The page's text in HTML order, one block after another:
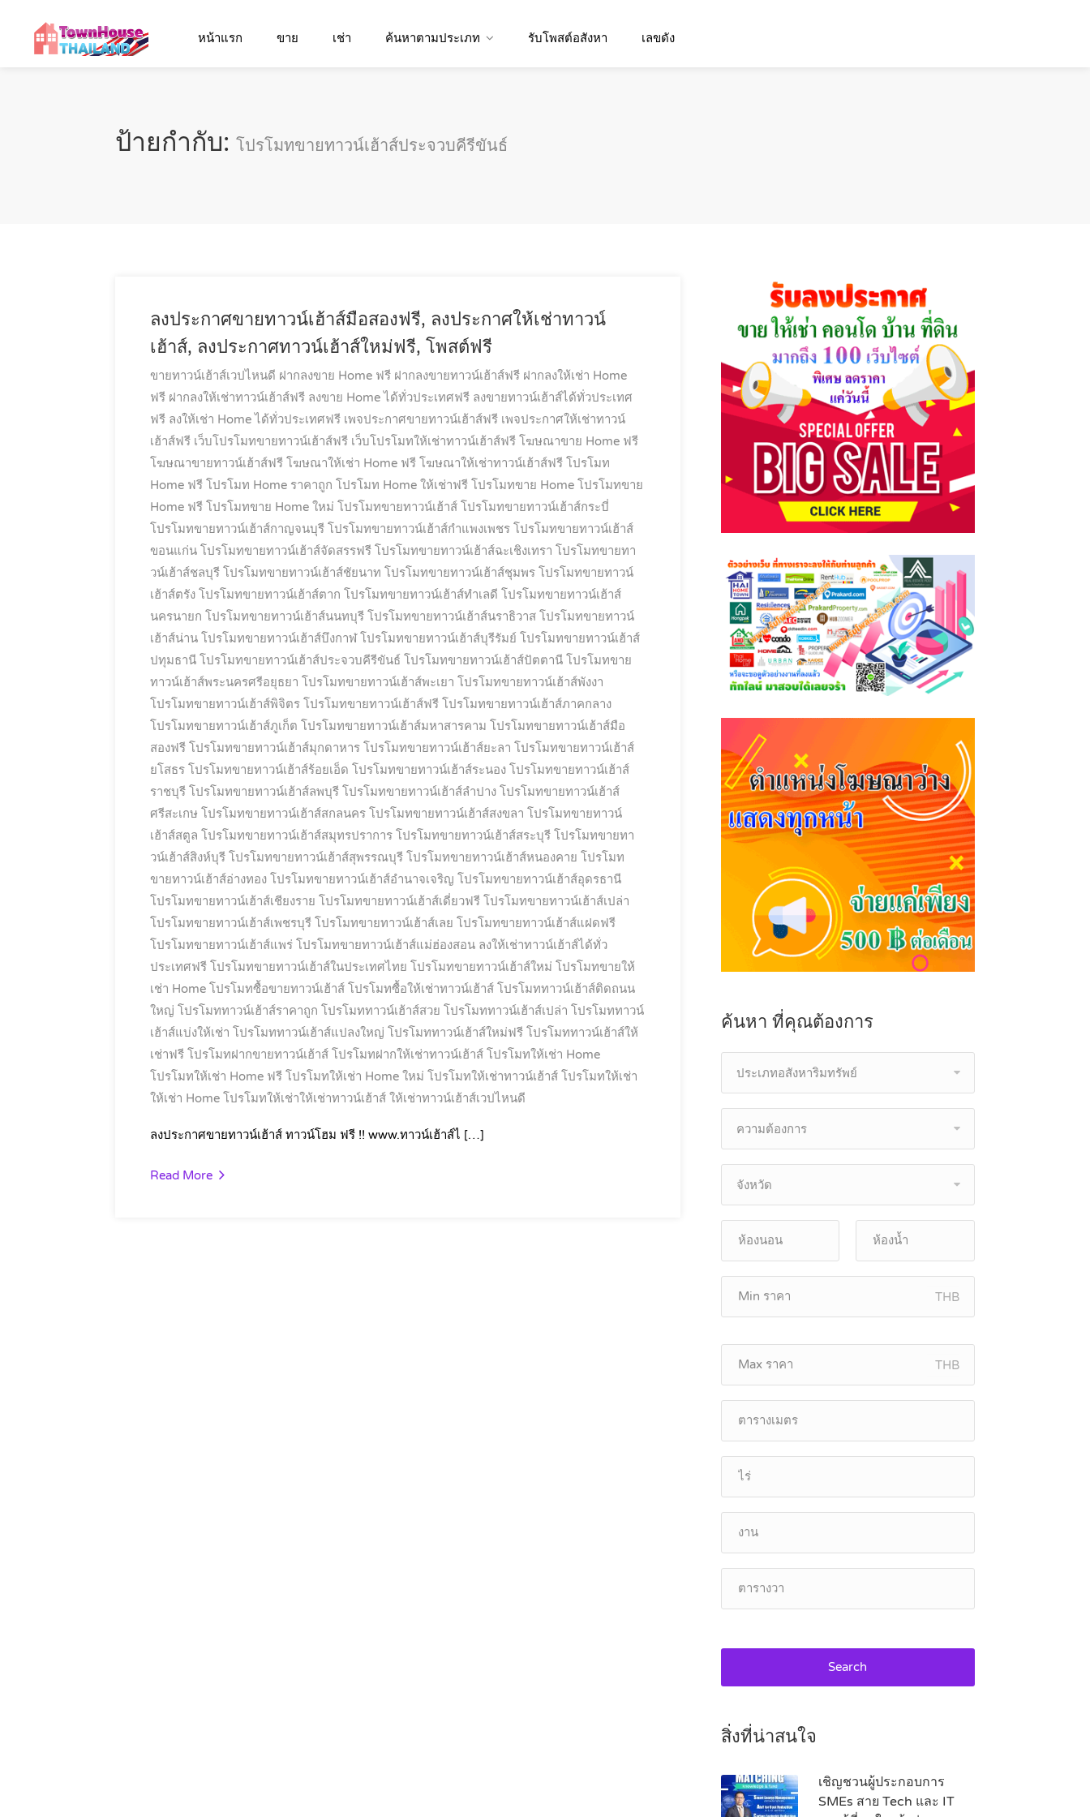
หน้าแรก ขาย เช่า ค้นหาตามประเภท รับโพสต์อสังหา เลขดัง
ป้ายกำกับ: โปรโมทขายทาวน์เฮ้าส์ประจวบคีรีขันธ์
ลงประกาศขายทาวน์เฮ้าส์มือสองฟรี, ลงประกาศให้เช่าทาวน์
เฮ้าส์, ลงประกาศทาวน์เฮ้าส์ใหม่ฟรี, โพสต์ฟรี
ขายทาวน์เฮ้าส์เวปไหนดี ฝากลงขาย Home ฟรี ฝากลงขายทาวน์เฮ้าส์ฟรี ฝากลงให้เช่า Home
ฟรี ฝากลงให้เช่าทาวน์เฮ้าส์ฟรี ลงขาย Home ได้ทั่วประเทศฟรี ลงขายทาวน์เฮ้าส์ได้ทั่วประเทศ
ฟรี ลงให้เช่า Home ได้ทั่วประเทศฟรี เพจประกาศขายทาวน์เฮ้าส์ฟรี เพจประกาศให้เช่าทาวน์
เฮ้าส์ฟรี เว็บโปรโมทขายทาวน์เฮ้าส์ฟรี เว็บโปรโมทให้เช่าทาวน์เฮ้าส์ฟรี โฆษณาขาย Home ฟรี
โฆษณาขายทาวน์เฮ้าส์ฟรี โฆษณาให้เช่า Home ฟรี โฆษณาให้เช่าทาวน์เฮ้าส์ฟรี โปรโมท
Home ฟรี โปรโมท Home ราคาถูก โปรโมท Home ให้เช่าฟรี โปรโมทขาย Home โปรโมทขาย
Home ฟรี โปรโมทขาย Home ใหม่ โปรโมทขายทาวน์เฮ้าส์ โปรโมทขายทาวน์เฮ้าส์กระบี่
โปรโมทขายทาวน์เฮ้าส์กาญจนบุรี โปรโมทขายทาวน์เฮ้าส์กำแพงเพชร โปรโมทขายทาวน์เฮ้าส์
ขอนแก่น โปรโมทขายทาวน์เฮ้าส์จัดสรรฟรี โปรโมทขายทาวน์เฮ้าส์ฉะเชิงเทรา โปรโมทขายทา
วน์เฮ้าส์ชลบุรี โปรโมทขายทาวน์เฮ้าส์ชัยนาท โปรโมทขายทาวน์เฮ้าส์ชุมพร โปรโมทขายทาวน์
เฮ้าส์ตรัง โปรโมทขายทาวน์เฮ้าส์ตาก โปรโมทขายทาวน์เฮ้าส์ทำเลดี โปรโมทขายทาวน์เฮ้าส์
นครนายก โปรโมทขายทาวน์เฮ้าส์นนทบุรี โปรโมทขายทาวน์เฮ้าส์นราธิวาส โปรโมทขายทาวน์
เฮ้าส์น่าน โปรโมทขายทาวน์เฮ้าส์บึงกาฬ โปรโมทขายทาวน์เฮ้าส์บุรีรัมย์ โปรโมทขายทาวน์เฮ้าส์
ปทุมธานี โปรโมทขายทาวน์เฮ้าส์ประจวบคีรีขันธ์ โปรโมทขายทาวน์เฮ้าส์ปัตตานี โปรโมทขาย
ทาวน์เฮ้าส์พระนครศรีอยุธยา โปรโมทขายทาวน์เฮ้าส์พะเยา โปรโมทขายทาวน์เฮ้าส์พังงา
โปรโมทขายทาวน์เฮ้าส์พิจิตร โปรโมทขายทาวน์เฮ้าส์ฟรี โปรโมทขายทาวน์เฮ้าส์ภาคกลาง
โปรโมทขายทาวน์เฮ้าส์ภูเก็ต โปรโมทขายทาวน์เฮ้าส์มหาสารคาม โปรโมทขายทาวน์เฮ้าส์มือ
สองฟรี โปรโมทขายทาวน์เฮ้าส์มุกดาหาร โปรโมทขายทาวน์เฮ้าส์ยะลา โปรโมทขายทาวน์เฮ้าส์
ยโสธร โปรโมทขายทาวน์เฮ้าส์ร้อยเอ็ด โปรโมทขายทาวน์เฮ้าส์ระนอง โปรโมทขายทาวน์เฮ้าส์
ราชบุรี โปรโมทขายทาวน์เฮ้าส์ลพบุรี โปรโมทขายทาวน์เฮ้าส์ลำปาง โปรโมทขายทาวน์เฮ้าส์
ศรีสะเกษ โปรโมทขายทาวน์เฮ้าส์สกลนคร โปรโมทขายทาวน์เฮ้าส์สงขลา โปรโมทขายทาวน์
เฮ้าส์สตูล โปรโมทขายทาวน์เฮ้าส์สมุทรปราการ โปรโมทขายทาวน์เฮ้าส์สระบุรี โปรโมทขายทา
วน์เฮ้าส์สิงห์บุรี โปรโมทขายทาวน์เฮ้าส์สุพรรณบุรี โปรโมทขายทาวน์เฮ้าส์หนองคาย โปรโมท
ขายทาวน์เฮ้าส์อ่างทอง โปรโมทขายทาวน์เฮ้าส์อำนาจเจริญ โปรโมทขายทาวน์เฮ้าส์อุดรธานี
โปรโมทขายทาวน์เฮ้าส์เชียงราย โปรโมทขายทาวน์เฮ้าส์เดี่ยวฟรี โปรโมทขายทาวน์เฮ้าส์เปล่า
โปรโมทขายทาวน์เฮ้าส์เพชรบุรี โปรโมทขายทาวน์เฮ้าส์เลย โปรโมทขายทาวน์เฮ้าส์แฝดฟรี
โปรโมทขายทาวน์เฮ้าส์แพร่ โปรโมทขายทาวน์เฮ้าส์แม่ฮ่องสอน ลงให้เช่าทาวน์เฮ้าส์ได้ทั่ว
ประเทศฟรี โปรโมทขายทาวน์เฮ้าส์ในประเทศไทย โปรโมทขายทาวน์เฮ้าส์ใหม่ โปรโมทขายให้
เช่า Home โปรโมทซื้อขายทาวน์เฮ้าส์ โปรโมทซื้อให้เช่าทาวน์เฮ้าส์ โปรโมททาวน์เฮ้าส์ติดถนน
ใหญ่ โปรโมททาวน์เฮ้าส์ราคาถูก โปรโมททาวน์เฮ้าส์สวย โปรโมททาวน์เฮ้าส์เปล่า โปรโมททาวน์
เฮ้าส์แบ่งให้เช่า โปรโมททาวน์เฮ้าส์แปลงใหญ่ โปรโมททาวน์เฮ้าส์ใหม่ฟรี โปรโมททาวน์เฮ้าส์ให้
เช่าฟรี โปรโมทฝากขายทาวน์เฮ้าส์ โปรโมทฝากให้เช่าทาวน์เฮ้าส์ โปรโมทให้เช่า Home
โปรโมทให้เช่า Home ฟรี โปรโมทให้เช่า Home ใหม่ โปรโมทให้เช่าทาวน์เฮ้าส์ โปรโมทให้เช่า
ให้เช่า Home โปรโมทให้เช่าให้เช่าทาวน์เฮ้าส์ ให้เช่าทาวน์เฮ้าส์เวปไหนดี
ลงประกาศขายทาวน์เฮ้าส์ ทาวน์โฮม ฟรี !! www.ทาวน์เฮ้าส์ไ […]
Read More
ค้นหา ที่คุณต้องการ
ประเภทอสังหาริมทรัพย์
ความต้องการ
จังหวัด
THB
THB
Search
สิ่งที่น่าสนใจ
เชิญชวนผู้ประกอบการ
SMEs สาย Tech และ IT